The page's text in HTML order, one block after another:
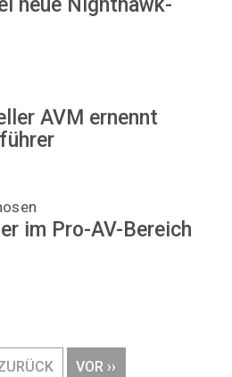
neue Nighthawk-
AVM ernennt
im Pro-AV-Bereich
NÄCHSTE
VOR ››